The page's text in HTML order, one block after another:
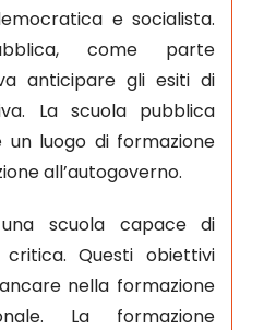
e socialista.
come parte
anticipare gli esiti di
La scuola pubblica
un luogo di formazione
all’autogoverno.
scuola capace di
Questi obiettivi
nella formazione
La formazione